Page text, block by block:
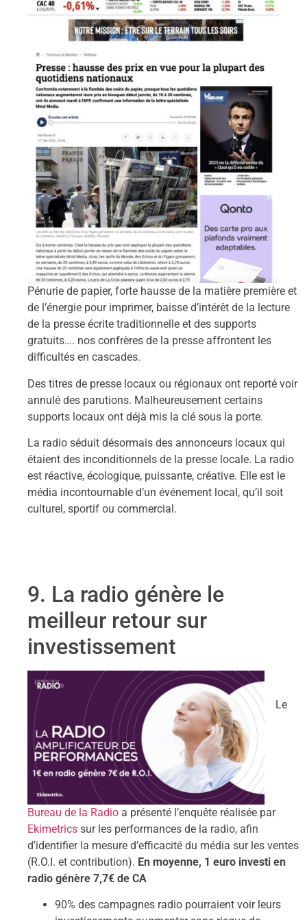
Pénurie de papier, forte hausse de la matière première et
de l’énergie pour imprimer, baisse d’intérêt de la lecture
de la presse écrite traditionnelle et des supports
gratuits…. nos confrères de la presse affrontent les
difficultés en cascades.
Des titres de presse locaux ou régionaux ont reporté voir
annulé des parutions. Malheureusement certains
supports locaux ont déjà mis la clé sous la porte.
La radio séduit désormais des annonceurs locaux qui
étaient des inconditionnels de la presse locale. La radio
est réactive, écologique, puissante, créative. Elle est le
média incontournable d’un événement local, qu’il soit
culturel, sportif ou commercial.
9. La radio génère le
meilleur retour sur
investissement
Le
Bureau de la Radio a présenté l’enquête réalisée par
Ekimetrics sur les performances de la radio, afin
d’identifier la mesure d’efficacité du média sur les ventes
(R.O.I. et contribution). En moyenne, 1 euro investi en
radio génère 7,7€ de CA
90% des campagnes radio pourraient voir leurs